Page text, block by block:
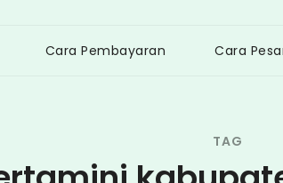
Cara Pembayaran Cara
TAG